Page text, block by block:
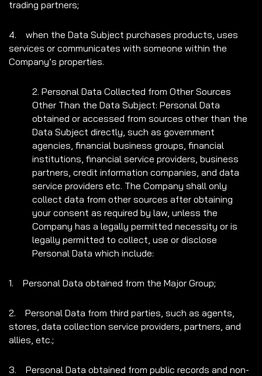
trading partners;
4. when the Data Subject purchases products, uses
services or communicates with someone within the
Company’s properties.
2. Personal Data Collected from Other Sources
Other Than the Data Subject: Personal Data
obtained or accessed from sources other than the
Data Subject directly, such as government
agencies, financial business groups, financial
institutions, financial service providers, business
partners, credit information companies, and data
service providers etc. The Company shall only
collect data from other sources after obtaining
your consent as required by law, unless the
Company has a legally permitted necessity or is
legally permitted to collect, use or disclose
Personal Data which include:
1. Personal Data obtained from the Major Group;
2. Personal Data from third parties, such as agents,
stores, data collection service providers, partners, and
allies, etc.;
3. Personal Data obtained from public records and non-